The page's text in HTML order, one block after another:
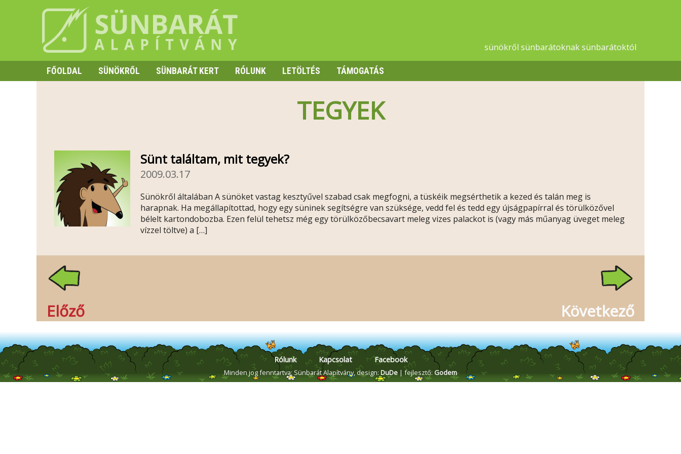
sünökről sünbarátoknak sünbarátoktól
FŐOLDAL
SÜNÖKRŐL
SÜNBARÁT KERT RÓLUNK LETÖLTÉS TÁMOGATÁS
TEGYEK
Sünt találtam, mit tegyek?
2009.03.17
Sünökről általában A sünöket vastag kesztyűvel szabad csak megfogni, a tüskéik megsérthetik a kezed és talán meg is
harapnak. Ha megállapítottad, hogy egy süninek segítségre van szüksége, vedd fel és tedd egy újságpapírral és törülközővel
bélelt kartondobozba. Ezen felül tehetsz még egy törülközőbecsavart meleg vizes palackot is (vagy más műanyag üveget meleg
vízzel töltve) a […]
Előző Következő
Rólunk Kapcsolat Facebook
Minden jog fenntartva: Sünbarát Alapítvány,design: DuDe | fejlesztő: Godem